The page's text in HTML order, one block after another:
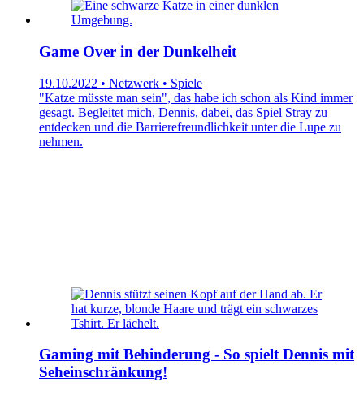
Game Over in der Dunkelheit
19.10.2022 • Netzwerk • Spiele
"Katze müsste man sein", das habe ich schon als Kind immer
gesagt. Begleitet mich, Dennis, dabei, das Spiel Stray zu
entdecken und die Barrierefreundlichkeit unter die Lupe zu
nehmen.
Gaming mit Behinderung - So spielt Dennis mit
Seheinschränkung!